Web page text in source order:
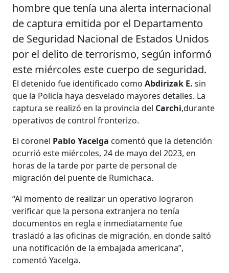
hombre que tenía una alerta internacional
de captura emitida por el Departamento
de Seguridad Nacional de Estados Unidos
por el delito de terrorismo, según informó
este miércoles este cuerpo de seguridad.
El detenido fue identificado comoAbdirizak E. sin
que la Policía haya desvelado mayores detalles. La
captura se realizó en la provincia del Carchi,durante
operativos de control fronterizo.
El coronel Pablo Yacelga comentó que la detención
ocurrió este miércoles, 24 de mayo del 2023, en
horas de la tarde por parte de personal de
migración del puente de Rumichaca.
“Al momento de realizar un operativo lograron
verificar que la persona extranjera no tenía
documentos en regla e inmediatamente fue
trasladó a las oficinas de migración, en donde saltó
una notificación de la embajada americana”,
comentó Yacelga.